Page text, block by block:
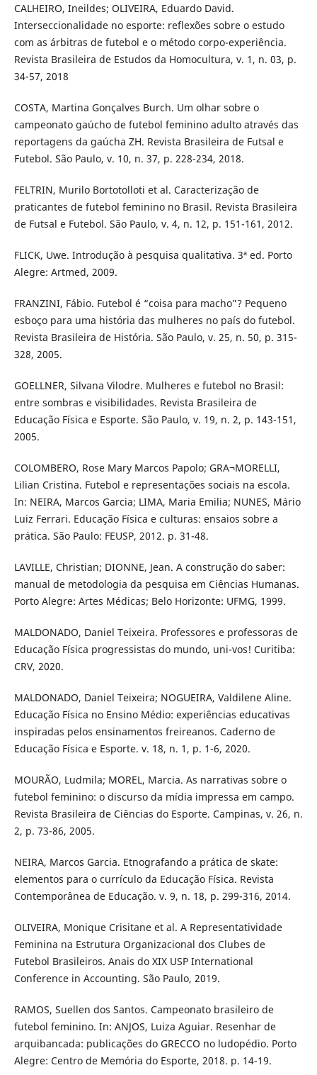
CALHEIRO, Ineildes; OLIVEIRA, Eduardo David.
Interseccionalidade no esporte: reflexões sobre o estudo
com as árbitras de futebol e o método corpo-experiência.
Revista Brasileira de Estudos da Homocultura, v. 1, n. 03, p.
34-57, 2018
COSTA, Martina Gonçalves Burch. Um olhar sobre o
campeonato gaúcho de futebol feminino adulto através das
reportagens da gaúcha ZH. Revista Brasileira de Futsal e
Futebol. São Paulo, v. 10, n. 37, p. 228-234, 2018.
FELTRIN, Murilo Bortotolloti et al. Caracterização de
praticantes de futebol feminino no Brasil. Revista Brasileira
de Futsal e Futebol. São Paulo, v. 4, n. 12, p. 151-161, 2012.
FLICK, Uwe. Introdução à pesquisa qualitativa. 3ª ed. Porto
Alegre: Artmed, 2009.
FRANZINI, Fábio. Futebol é “coisa para macho”? Pequeno
esboço para uma história das mulheres no país do futebol.
Revista Brasileira de História. São Paulo, v. 25, n. 50, p. 315-
328, 2005.
GOELLNER, Silvana Vilodre. Mulheres e futebol no Brasil:
entre sombras e visibilidades. Revista Brasileira de
Educação Física e Esporte. São Paulo, v. 19, n. 2, p. 143-151,
2005.
COLOMBERO, Rose Mary Marcos Papolo; GRA¬MORELLI,
Lilian Cristina. Futebol e representações sociais na escola.
In: NEIRA, Marcos Garcia; LIMA, Maria Emilia; NUNES, Mário
Luiz Ferrari. Educação Física e culturas: ensaios sobre a
prática. São Paulo: FEUSP, 2012. p. 31-48.
LAVILLE, Christian; DIONNE, Jean. A construção do saber:
manual de metodologia da pesquisa em Ciências Humanas.
Porto Alegre: Artes Médicas; Belo Horizonte: UFMG, 1999.
MALDONADO, Daniel Teixeira. Professores e professoras de
Educação Física progressistas do mundo, uni-vos! Curitiba:
CRV, 2020.
MALDONADO, Daniel Teixeira; NOGUEIRA, Valdilene Aline.
Educação Física no Ensino Médio: experiências educativas
inspiradas pelos ensinamentos freireanos. Caderno de
Educação Física e Esporte. v. 18, n. 1, p. 1-6, 2020.
MOURÃO, Ludmila; MOREL, Marcia. As narrativas sobre o
futebol feminino: o discurso da mídia impressa em campo.
Revista Brasileira de Ciências do Esporte. Campinas, v. 26, n.
2, p. 73-86, 2005.
NEIRA, Marcos Garcia. Etnografando a prática de skate:
elementos para o currículo da Educação Física. Revista
Contemporânea de Educação. v. 9, n. 18, p. 299-316, 2014.
OLIVEIRA, Monique Crisitane et al. A Representatividade
Feminina na Estrutura Organizacional dos Clubes de
Futebol Brasileiros. Anais do XIX USP International
Conference in Accounting. São Paulo, 2019.
RAMOS, Suellen dos Santos. Campeonato brasileiro de
futebol feminino. In: ANJOS, Luiza Aguiar. Resenhar de
arquibancada: publicações do GRECCO no ludopédio. Porto
Alegre: Centro de Memória do Esporte, 2018. p. 14-19.